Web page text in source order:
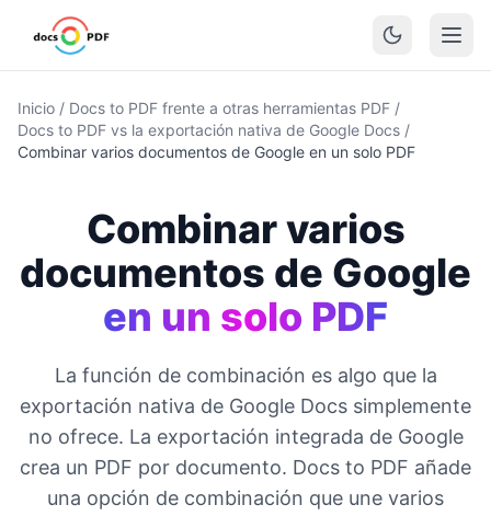
Inicio / Docs to PDF frente a otras herramientas PDF /
Docs to PDF vs la exportación nativa de Google Docs /
Combinar varios documentos de Google en un solo PDF
Combinar varios
documentos de Google
en un solo PDF
La función de combinación es algo que la
exportación nativa de Google Docs simplemente
no ofrece. La exportación integrada de Google
crea un PDF por documento. Docs to PDF añade
una opción de combinación que une varios